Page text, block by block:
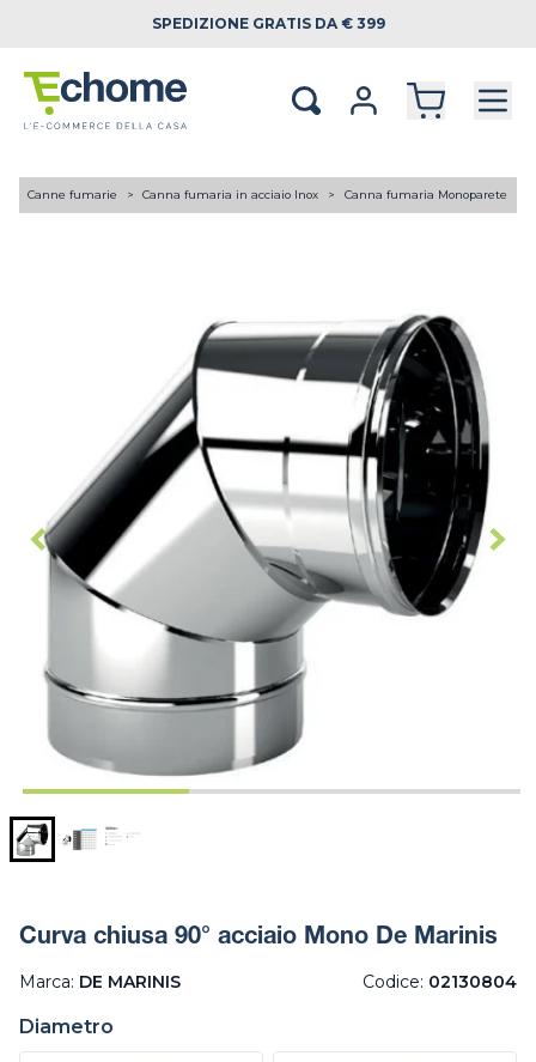
SPEDIZIONE GRATIS DA € 399
Canne fumarie Canna fumaria in acciaio Inox Canna fumaria Monoparete
Curva chiusa 90° acciaio Mono De Marinis
Marca: DE MARINIS Codice: 02130804
Diametro